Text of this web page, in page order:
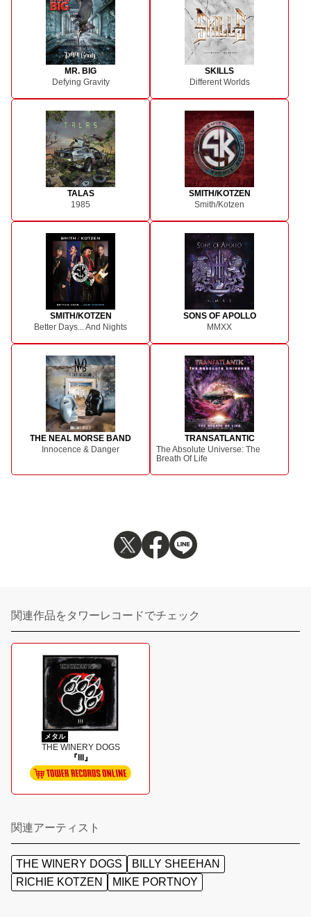
MR. BIG
Defying Gravity
SKILLS
Different Worlds
TALAS
1985
SMITH/KOTZEN
Smith/Kotzen
SMITH/KOTZEN
Better Days... And Nights
SONS OF APOLLO
MMXX
THE NEAL MORSE BAND
Innocence & Danger
TRANSATLANTIC
The Absolute Universe: The
Breath Of Life
関連作品をタワーレコードでチェック
メタル
THE WINERY DOGS
『III』
関連アーティスト
THE WINERY DOGS
BILLY SHEEHAN
RICHIE KOTZEN
MIKE PORTNOY